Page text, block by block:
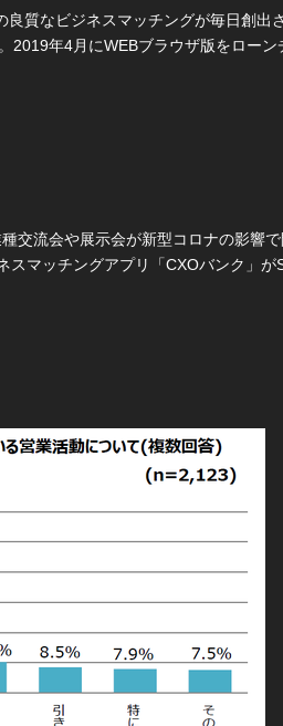
質なビジネスマッチングが毎日創
年4月にWEBブラウザ版をロー
流会や展示会が新型コロナの影響
マッチングアプリ「CXOバンク」が